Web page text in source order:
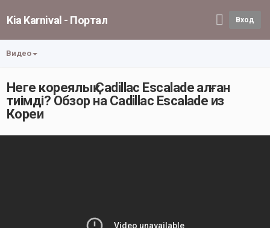
Kia Karnival - Портал Вход
Видео
Неге кореялық Cadillac Escalade алған
тиімді? Обзор на Cadillac Escalade из
Кореи